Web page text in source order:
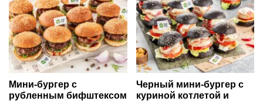
Мини-бургер с
рубленным бифштексом
Черный мини-бургер с
куриной котлетой и